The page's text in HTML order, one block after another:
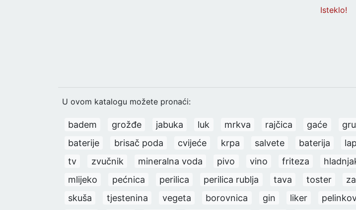
Isteklo!
U ovom katalogu možete pronaći:
badem grožđe jabuka luk mrkva rajčica gaće
baterije
brisač poda cvijeće krpa salvete baterija
tv
zvučnik mineralna voda pivo vino friteza
mlijeko
pećnica perilica perilica rublja tava toster
skuša
tjestenina vegeta borovnica gin liker